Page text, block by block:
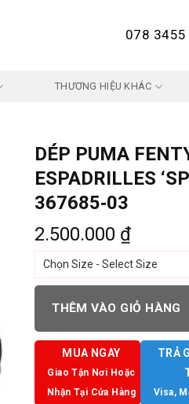
078 3455
THƯƠNG HIỆU KHÁC
DÉP PUMA
ESPADRILLES
367685‑03
2.500.000 ₫
THÊM VÀO GIỎ HÀNG
MUA NGAY
Giao Tận Nơi Hoặc
Nhận Tại Cửa Hàng
TRẢ
Visa,